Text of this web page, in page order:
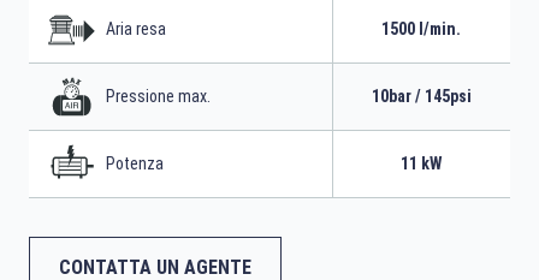
Aria resa 1500 l/min.
Pressione max. 10bar / 145psi
Potenza 11 kW
CONTATTA UN AGENTE